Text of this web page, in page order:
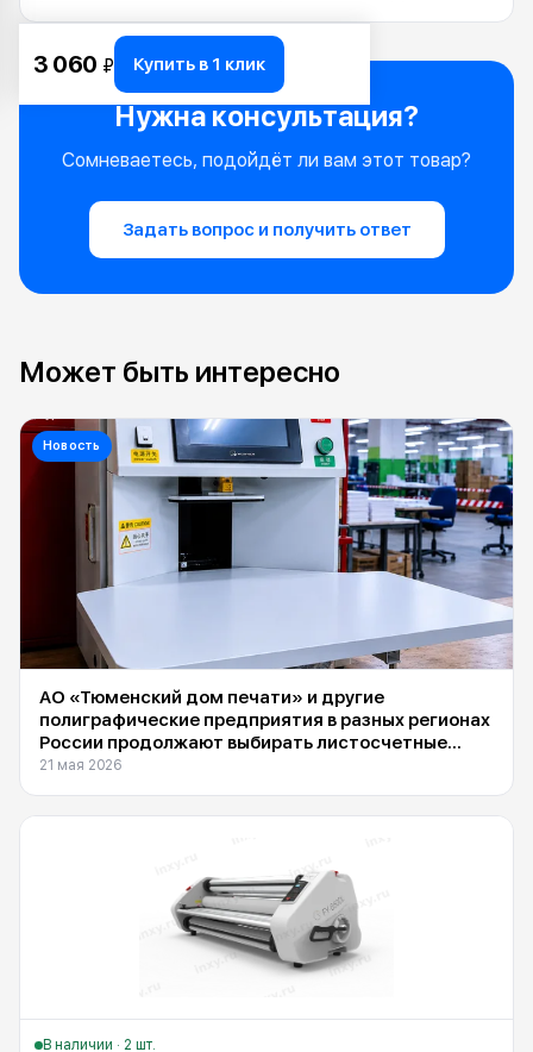
3 060 ₽ Купить в 1 клик
Нужна консультация?
Сомневаетесь, подойдёт ли вам этот товар?
Задать вопрос и получить ответ
Может быть интересно
Новость
АО «Тюменский дом печати» и другие
полиграфические предприятия в разных регионах
России продолжают выбирать листосчетные
машины Suba DS-1600F, поставляемые
21 мая 2026
В наличии · 2 шт.